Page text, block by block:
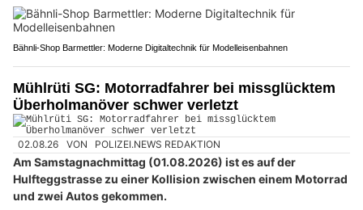
Bähnli-Shop Barmettler: Moderne Digitaltechnik für Modelleisenbahnen
Mühlrüti SG: Motorradfahrer bei missglücktem
Überholmanöver schwer verletzt
02.08.26 VON POLIZEI.NEWS REDAKTION
Am Samstagnachmittag (01.08.2026) ist es auf der
Hulfteggstrasse zu einer Kollision zwischen einem Motorrad
und zwei Autos gekommen.